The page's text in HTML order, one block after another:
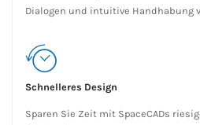
Dialogen und intuitive Handhabung
Schnelleres Design
Sparen Sie Zeit mit SpaceCADs